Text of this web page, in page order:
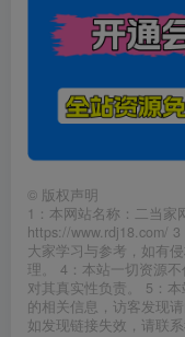
© 版权声明
1：本网站名称：二当家
https://www.rdj18.com/
大家学习与参考，如有
理。 4：本站一切资源
对其真实性负责。 5：
的相关信息，访客发现
如发现链接失效，请联